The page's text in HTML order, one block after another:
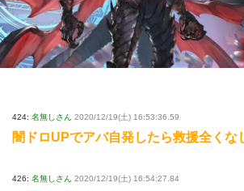
424: 名無しさん 2020/12/19(土) 16:53:36.59
闇ドロUPでアバ自発したら救援全くな
426: 名無しさん 2020/12/19(土) 16:54:27.84